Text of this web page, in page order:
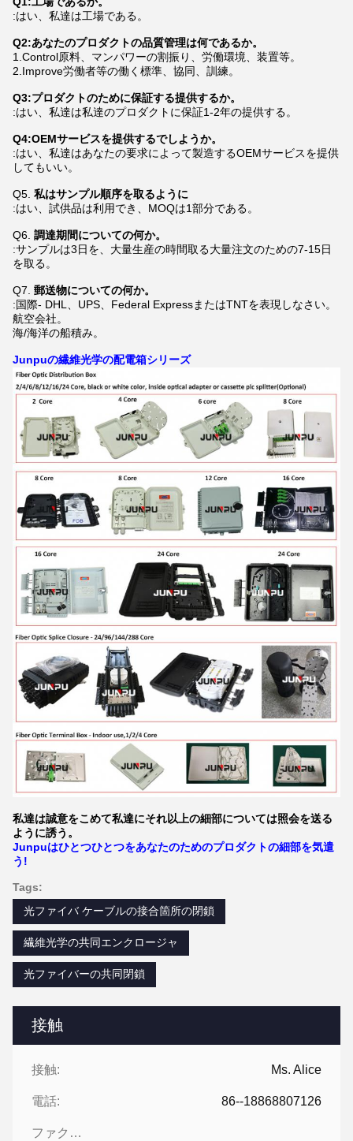
接触
接触: Ms. Alice
電話: 86--18868807126
ファクシミリ:
:はい、私達は工場である。
Q2:あなたのプロダクトの品質管理は何であるか。
1.Control原料、マンパワーの割振り、労働環境、装置等。
2.Improve労働者等の働く標準、協同、訓練。
Q3:プロダクトのために保証する提供するか。
:はい、私達は私達のプロダクトに保証1-2年の提供する。
Q4:OEMサービスを提供するでしようか。
:はい、私達はあなたの要求によって製造するOEMサービスを提供
してもいい。
Q5. 私はサンプル順序を取るように
:はい、試供品は利用でき、MOQは1部分である。
Q6. 調達期間についての何か。
:サンプルは3日を、大量生産の時間取る大量注文のための7-15日
を取る。
Q7. 郵送物についての何か。
:国際- DHL、UPS、Federal ExpressまたはTNTを表現しなさい。
航空会社。
海/海洋の船積み。
Junpuの繊維光学の配電箱シリーズ
私達は誠意をこめて私達にそれ以上の細部については照会を送る
ように誘う。
Junpuはひとつひとつをあなたのためのプロダクトの細部を気遣
う!
Tags:
光ファイバ ケーブルの接合箇所の閉鎖
繊維光学の共同エンクロージャ
光ファイバーの共同閉鎖